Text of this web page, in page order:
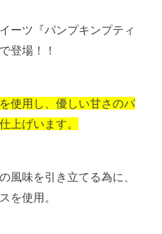
ーツ『パンプキンプティ
で登場！！
使用し、優しい甘さのパ
上げいます。
風味を引き立てる為に、
を使用。